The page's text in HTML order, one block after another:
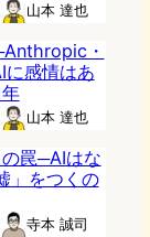
山本 達也
・
感情はあ
山本 達也
罠─AIはな
」をつくの
寺本 誠司